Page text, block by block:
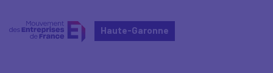
Haute-Garonne